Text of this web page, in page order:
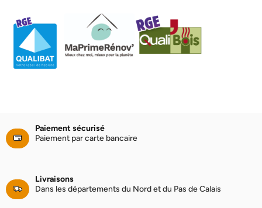
Paiement sécurisé
Paiement par carte bancaire
Livraisons
Dans les départements du Nord et du Pas de Calais